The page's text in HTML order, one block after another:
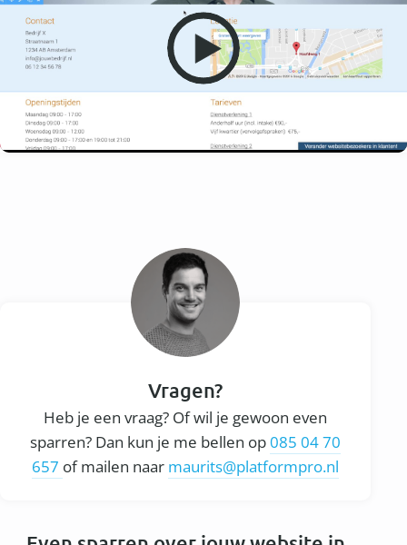
Vragen?
Heb je een vraag? Of wil je gewoon even
sparren? Dan kun je me bellen op085 04 70
657 of mailen naar maurits@platformpro.nl